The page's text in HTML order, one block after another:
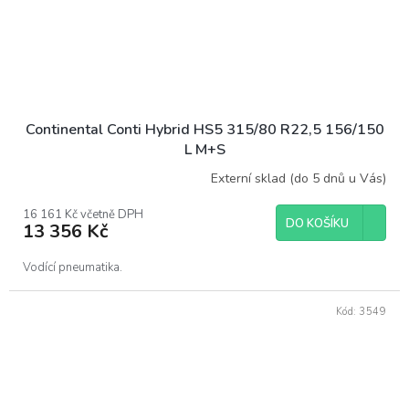
Continental Conti Hybrid HS5 315/80 R22,5 156/150
L M+S
Externí sklad (do 5 dnů u Vás)
16 161 Kč včetně DPH
13 356 Kč DO KOŠÍKU
Vodící pneumatika.
Kód: 3549